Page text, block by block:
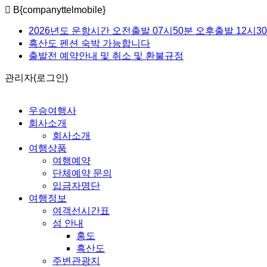
B{companyttelmobile}
2026년도 운항시간 오전출발 07시50분 오후출발 12시
흑산도 펜션 숙박 가능합니다
출발전 예약안내 및 취소 및 환불규정
관리자(로그인)
우승여행사
회사소개
회사소개
여행상품
여행예약
단체예약 문의
입금자명단
여행정보
여객선시간표
섬 안내
홍도
흑산도
주변관광지